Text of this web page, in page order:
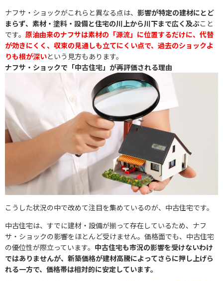
ナフサ・ショックがこれらと異なる点は、 影響が特定の建材にとど
まらず、素材・塗料・設備と住宅の川上から川下まで広く及ぶこと
です。 原油由来のナフサは素材の「源流」に位置するだけに、代替
が効きにくく、収束の見通しも立てにくい点で、過去のショックよ
りも根が深いという見方もあります。
ナフサ・ショックで「中古住宅」が再評価される理由
こうした状況の中で改めて注目を集めているのが、中古住宅です。
中古住宅は、すでに建材・設備が揃って存在しているため、ナフ
サ・ショックの影響をほとんど受けません。価格面でも、中古住宅
の優位性が際立っています。 中古住宅も市況の影響を受けないわけ
ではありませんが、新築価格が建材高騰によってさらに押し上げら
れる一方で、価格帯は相対的に安定しています。